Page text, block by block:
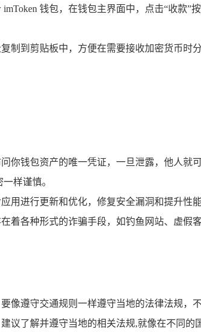
钱包，在钱包主界面中，点击“收款
制到剪贴板中，方便在需要接收加密货币
你钱包资产的唯一凭证，一旦泄露，他人
样谨慎。
用进行更新和优化，修复安全漏洞和提升
着各种形式的诈骗手段，如钓鱼网站、虚
像遵守交通规则一样遵守当地的法律法规
议了解并遵守当地的相关法规,就像在不同的